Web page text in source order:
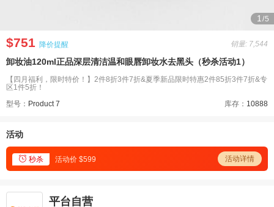
1 /5
$751 降价提醒 销量: 7,544
卸妆油120ml正品深层清洁温和眼唇卸妆水去黑头（秒杀活动1）
【四月福利，限时特价！】2件8折3件7折&夏季新品限时特惠2件85折3件7折&专
区1件5折！
型号： Product 7 库存： 10888
活动
 秒杀 活动价 $599 活动详情
平台自营